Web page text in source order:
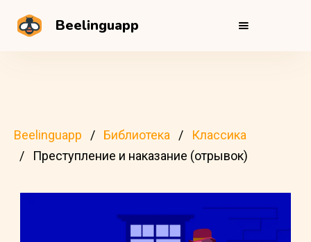
Beelinguapp
Beelinguapp Библиотека
Классика
Преступление и наказание (отрывок)